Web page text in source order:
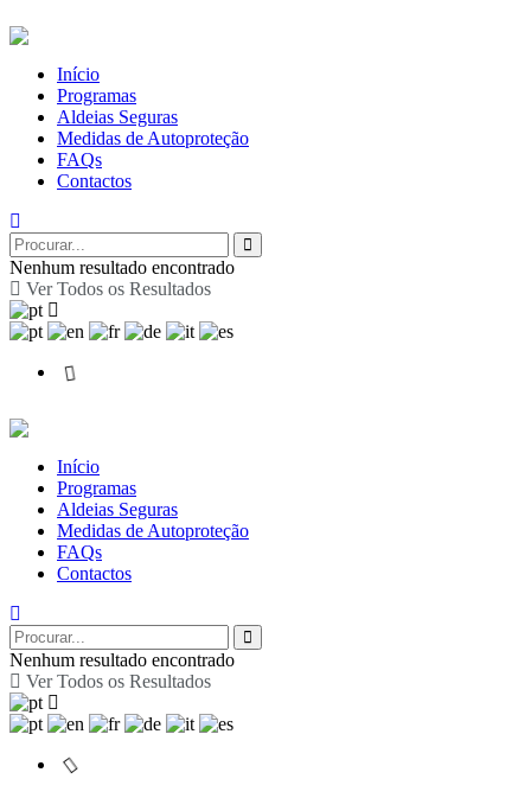
Início
Programas
Aldeias Seguras
Medidas de Autoproteção
FAQs
Contactos
Nenhum resultado encontrado
Ver Todos os Resultados
Início
Programas
Aldeias Seguras
Medidas de Autoproteção
FAQs
Contactos
Nenhum resultado encontrado
Ver Todos os Resultados